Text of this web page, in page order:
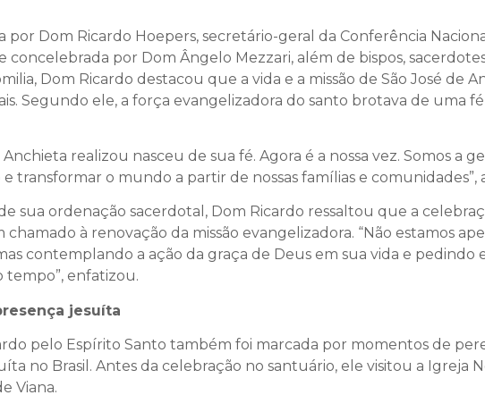
por Dom Ricardo Hoepers, secretário-geral da Conferência
concelebrada por Dom Ângelo Mezzari, além de bispos,
Dom Ricardo destacou que a vida e a missão de São José de
Segundo ele, a força evangelizadora do santo brotava de uma
realizou nasceu de sua fé. Agora é a nossa vez. Somos a
transformar o mundo a partir de nossas famílias e comunidades”,
sua ordenação sacerdotal, Dom Ricardo ressaltou que a
chamado à renovação da missão evangelizadora. “Não estamos
contemplando a ação da graça de Deus em sua vida e pedindo
tempo”, enfatizou.
jesuíta
pelo Espírito Santo também foi marcada por momentos de
no Brasil. Antes da celebração no santuário, ele visitou a Igreja
Viana.